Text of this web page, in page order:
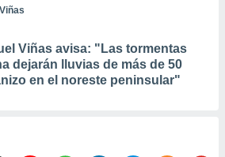
Viñas avisa: "Las tormentas
dejarán lluvias de más de 50
en el noreste peninsular"